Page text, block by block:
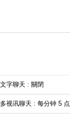
字聊天 : 關閉
视讯聊天 : 每分钟 5 点